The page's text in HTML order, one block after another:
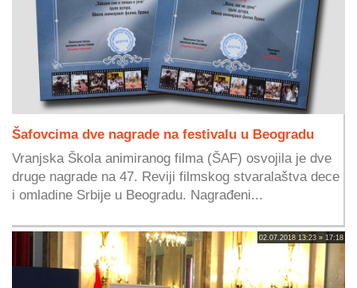
Šafovcima dve nagrade na festivalu u Beogradu
Vranjska Škola animiranog filma (ŠAF) osvojila je dve
druge nagrade na 47. Reviji filmskog stvaralaštva dece
i omladine Srbije u Beogradu. Nagrađeni...
02.07.2018 13:23 » 17:18